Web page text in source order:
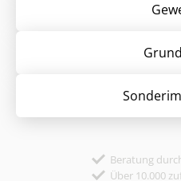
Beratung
Über 10.000